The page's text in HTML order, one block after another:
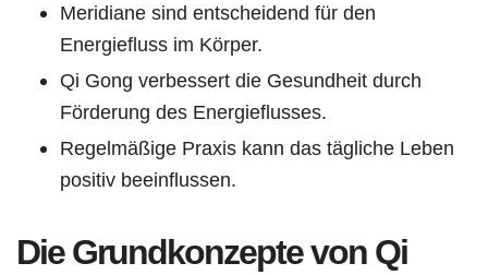
Meridiane sind entscheidend für den
Energiefluss im Körper.
Qi Gong verbessert die Gesundheit durch
Förderung des Energieflusses.
Regelmäßige Praxis kann das tägliche Leben
positiv beeinflussen.
Die Grundkonzepte von Qi